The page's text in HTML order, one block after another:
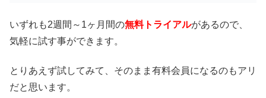
いずれも2週間～1ヶ月間の無料トライアルがあるので、
気軽に試す事ができます。
とりあえず試してみて、そのまま有料会員になるのもアリ
だと思います。